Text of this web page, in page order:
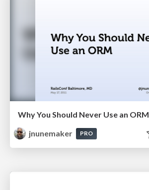
Why You Should Never Use an ORM
jnunemaker
PRO